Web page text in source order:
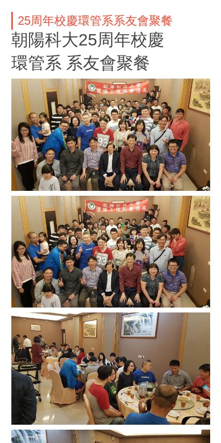
25周年校慶環管系系友會聚餐
朝陽科大25周年校慶
環管系 系友會聚餐